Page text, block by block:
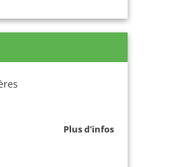
Plus d'infos